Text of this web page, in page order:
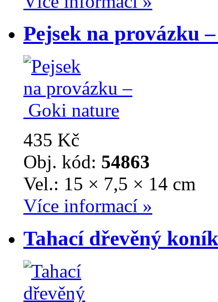
Pejsek na provázku
435 Kč
Obj. kód: 54863
Vel.: 15 × 7,5 × 14 cm
Více informací »
Tahací dřevěný